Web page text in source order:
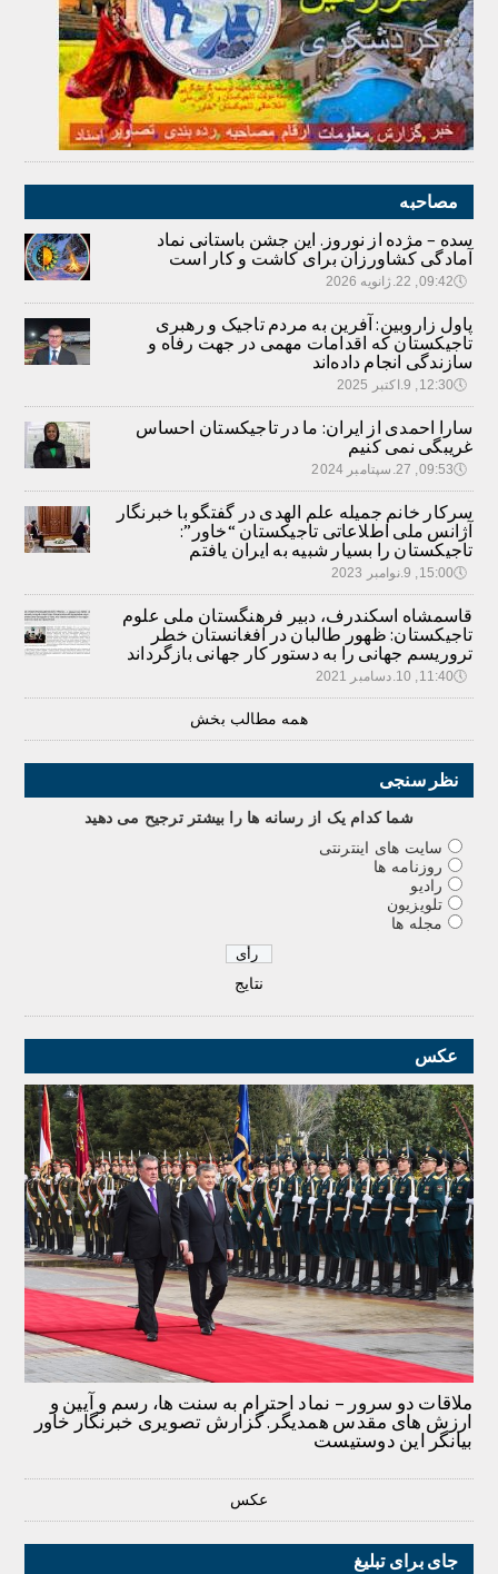
مصاحبه
سده – مژده از نوروز. این جشن باستانی نماد
آمادگی کشاورزان برای کاشت و کار است
🕔09:42, 22.ژانویه 2026
پاول زاروبین: آفرین به مردم تاجیک و رهبری
تاجیکستان که اقدامات مهمی در جهت رفاه و
سازندگی انجام داده‌اند
🕔12:30, 9.اکتبر 2025
سارا احمدی از ایران: ما در تاجیکستان احساس
غریبگی نمی کنیم
🕔09:53, 27.سپتامبر 2024
سرکار خانم جمیله علم الهدی در گفتگو با خبرنگار
آژانس ملی اطلاعاتی تاجیکستان “خاور”:
تاجیکستان را بسیار شبیه به ایران یافتم
🕔15:00, 9.نوامبر 2023
قاسمشاه اسکندرف، دبیر فرهنگستان ملی علوم
تاجیکستان: ظهور طالبان در افغانستان خطر
تروریسم جهانی را به دستور کار جهانی بازگرداند
🕔11:40, 10.دسامبر 2021
همه مطالب بخش
نظر سنجی
شما کدام يک از رسانه ها را بيشتر ترجيح می دهيد
سایت های اینترنتی
روزنامه ها
رادیو
تلویزیون
مجله ها
نتایج
عکس
ملاقات دو سرور – نماد احترام به سنت ها، رسم و آیین و
ارزش های مقدس همدیگر. گزارش تصویری خبرنگار خاور
بیانگر این دوستیست
عکس
جای برای تبلیغ